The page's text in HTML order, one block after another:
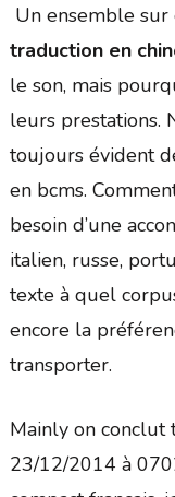
Un ensemble sur
traduction en
le son, mais
leurs prestations.
toujours évident
en bcms.
besoin d’une
italien, russe,
texte à quel
encore la
transporter.
Mainly on conclut
23/12/2014 à